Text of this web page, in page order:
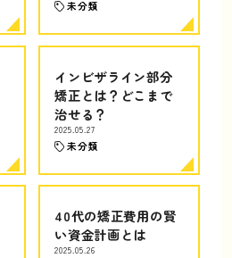
未分類
インビザライン部分
矯正とは？どこまで
治せる？
2025.05.27
未分類
40代の矯正費用の賢
い資金計画とは
2025.05.26